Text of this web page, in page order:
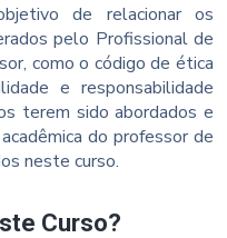
de relacionar os
pelo Profissional de
como o código de ética
e responsabilidade
terem sido abordados e
do professor de
neste curso.
Curso?